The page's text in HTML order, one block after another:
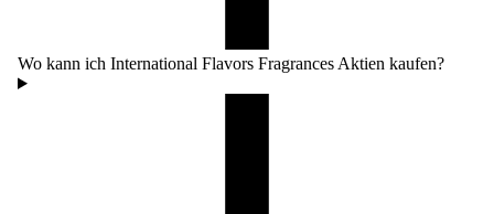
Wo kann ich International Flavors Fragrances Aktien kaufen?